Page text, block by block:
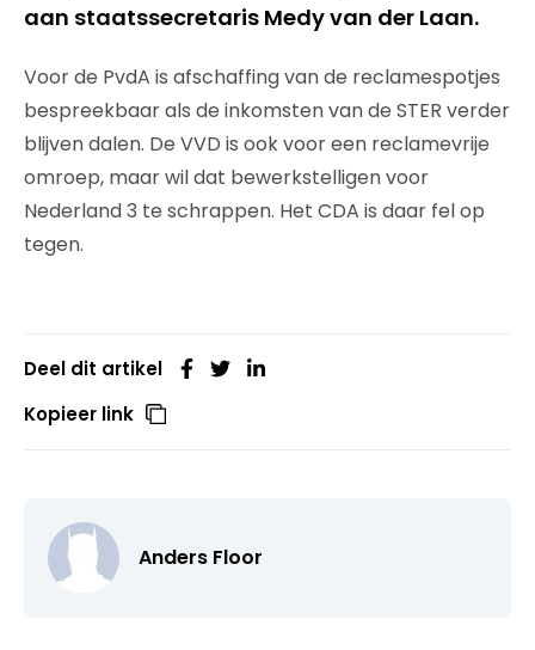
aan staatssecretaris Medy van der Laan.
Voor de PvdA is afschaffing van de reclamespotjes
bespreekbaar als de inkomsten van de STER verder
blijven dalen. De VVD is ook voor een reclamevrije
omroep, maar wil dat bewerkstelligen voor
Nederland 3 te schrappen. Het CDA is daar fel op
tegen.
Deel dit artikel
Kopieer link
Anders Floor